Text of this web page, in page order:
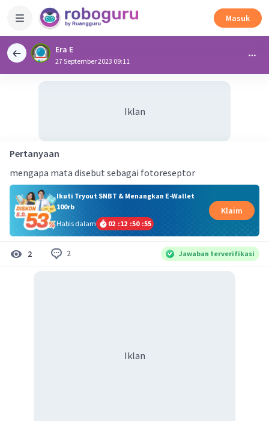
Masuk
Era E
27 September 2023 09:11
Iklan
Pertanyaan
mengapa mata disebut sebagai fotoreseptor
Ikuti Tryout SNBT & Menangkan E-Wallet
100rb
Habis dalam
02 :12 :50 :54
Klaim
2 2 Jawaban terverifikasi
Iklan